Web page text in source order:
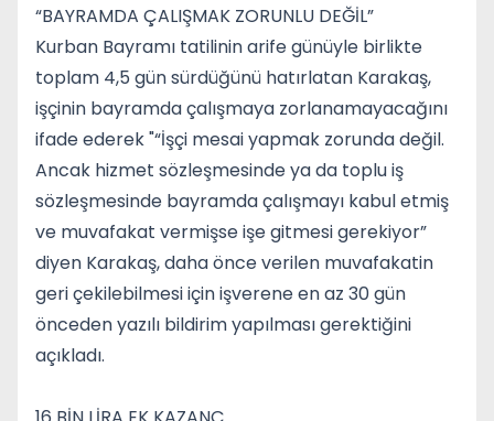
“BAYRAMDA ÇALIŞMAK ZORUNLU DEĞİL”
Kurban Bayramı tatilinin arife günüyle birlikte
toplam 4,5 gün sürdüğünü hatırlatan Karakaş,
işçinin bayramda çalışmaya zorlanamayacağını
ifade ederek "“İşçi mesai yapmak zorunda değil.
Ancak hizmet sözleşmesinde ya da toplu iş
sözleşmesinde bayramda çalışmayı kabul etmiş
ve muvafakat vermişse işe gitmesi gerekiyor”
diyen Karakaş, daha önce verilen muvafakatin
geri çekilebilmesi için işverene en az 30 gün
önceden yazılı bildirim yapılması gerektiğini
açıkladı.